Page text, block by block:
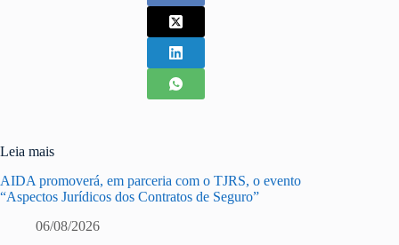
Leia mais
AIDA promoverá, em parceria com o TJRS, o evento
“Aspectos Jurídicos dos Contratos de Seguro”
06/08/2026